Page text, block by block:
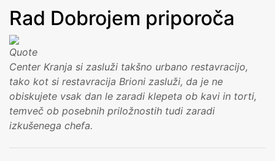
Rad Dobrojem priporoča
Center Kranja si zasluži takšno urbano restavracijo,
tako kot si restavracija Brioni zasluži, da je ne
obiskujete vsak dan le zaradi klepeta ob kavi in torti,
temveč ob posebnih priložnostih tudi zaradi
izkušenega chefa.